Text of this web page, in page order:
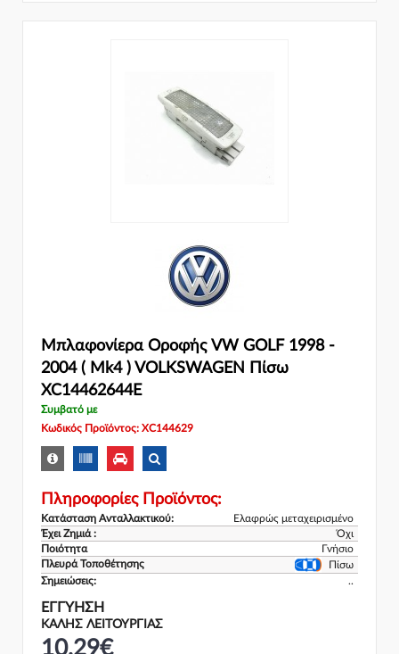
Μπλαφονίερα Οροφής VW GOLF 1998 -
2004 ( Mk4 ) VOLKSWAGEN Πίσω
XC14462644E
Συμβατό με
Κωδικός Προϊόντος: XC144629
Πληροφορίες Προϊόντος:
Κατάσταση Ανταλλακτικού:
Ελαφρώς μεταχειρισμένο
Έχει Ζημιά :
Όχι
Ποιότητα
Γνήσιο
Πλευρά Τοποθέτησης
Πίσω
Σημειώσεις:
..
ΕΓΓΎΗΣΗ
ΚΑΛΗΣ ΛΕΙΤΟΥΡΓΙΑΣ
10,29€